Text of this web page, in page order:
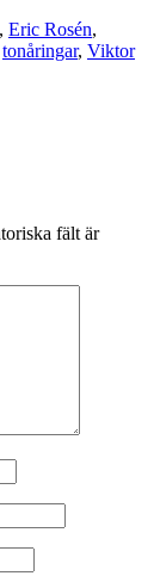
, Eric Rosén,
tonåringar, Viktor
fält är